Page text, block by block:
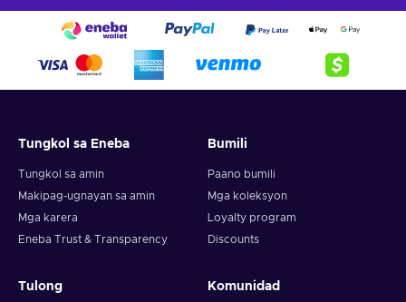
Tungkol sa Eneba
Tungkol sa amin
Makipag-ugnayan sa amin
Mga karera
Eneba Trust & Transparency
Bumili
Paano bumili
Mga koleksyon
Loyalty program
Discounts
Tulong Komunidad